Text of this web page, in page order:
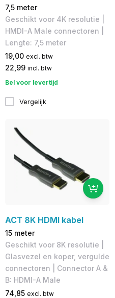
7,5 meter
Geschikt voor 4K resolutie |
HMDI-A Male connectoren |
Lengte: 7,5 meter
19,00 excl. btw
22,99 incl. btw
Bel voor levertijd
Vergelijk
ACT 8K HDMI kabel
15 meter
Geschikt voor 8K resolutie |
Glasvezel en koper, vergulde
connectoren | Connector A &
B: HDMI-A Male
74,85 excl. btw